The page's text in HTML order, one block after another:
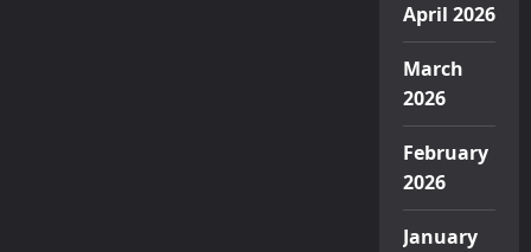
April 2026
March
2026
February
2026
January